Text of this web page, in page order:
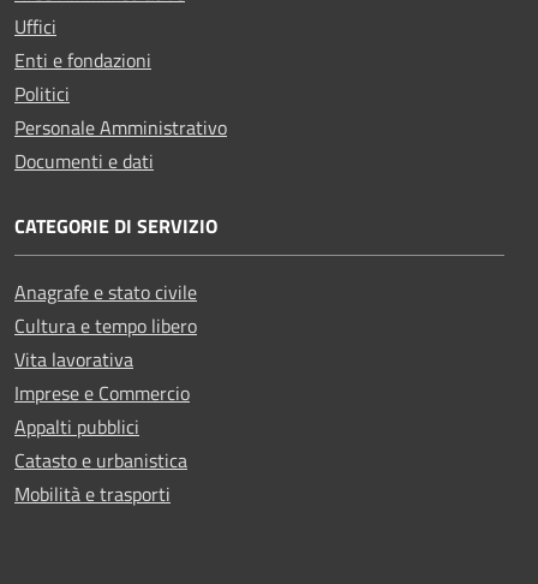
Uffici
Enti e fondazioni
Politici
Personale Amministrativo
Documenti e dati
CATEGORIE DI SERVIZIO
Anagrafe e stato civile
Cultura e tempo libero
Vita lavorativa
Imprese e Commercio
Appalti pubblici
Catasto e urbanistica
Mobilità e trasporti